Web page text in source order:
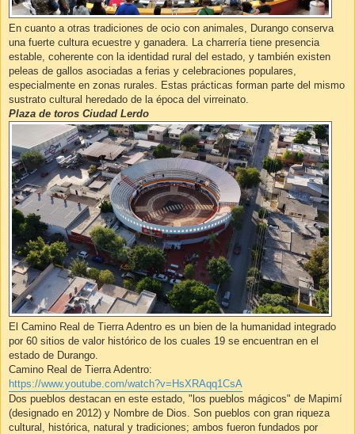
En cuanto a otras tradiciones de ocio con animales, Durango conserva
una fuerte cultura ecuestre y ganadera. La charrería tiene presencia
estable, coherente con la identidad rural del estado, y también existen
peleas de gallos asociadas a ferias y celebraciones populares,
especialmente en zonas rurales. Estas prácticas forman parte del mismo
sustrato cultural heredado de la época del virreinato.
Plaza de toros Ciudad Lerdo
El Camino Real de Tierra Adentro es un bien de la humanidad integrado
por 60 sitios de valor histórico de los cuales 19 se encuentran en el
estado de Durango.
Camino Real de Tierra Adentro:
https://www.youtube.com/watch?v=HsXRAqq1CsA
Dos pueblos destacan en este estado, "los pueblos mágicos" de Mapimí
(designado en 2012) y Nombre de Dios. Son pueblos con gran riqueza
cultural, histórica, natural y tradiciones; ambos fueron fundados por